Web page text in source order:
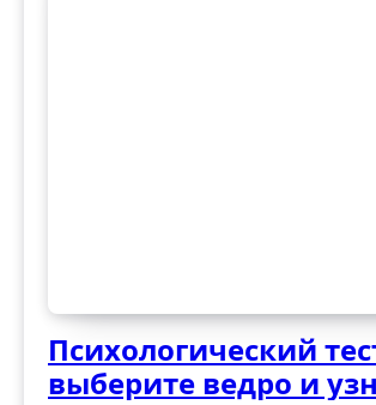
Психологический
выберите ведро и